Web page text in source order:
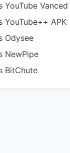
YouTube Vanced
YouTube++ APK
Odysee
NewPipe
BitChute